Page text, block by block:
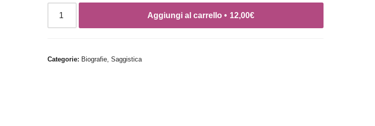
Aggiungi al carrello • 12,00€
Categorie: Biografie, Saggistica